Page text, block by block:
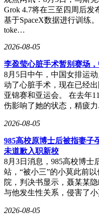
Grok 4.7将在三至四周后发
基于SpaceX数据进行训练
toke…
2026-08-05
李盈莹心脏手术暂别赛场
8月5日中午，中国女排运
动了心脏手术，现在已经
亚锦赛和亚运会。 在去年
伤影响了她的状态，精疲
2026-08-05
985高校原博士后被指妻子
未道歉入职新校
8月3日消息，985高校博士
站，“被小三”的小莫此前
院，判决书显示，聂某某
与他发生性关系，侵害了
2026-08-05